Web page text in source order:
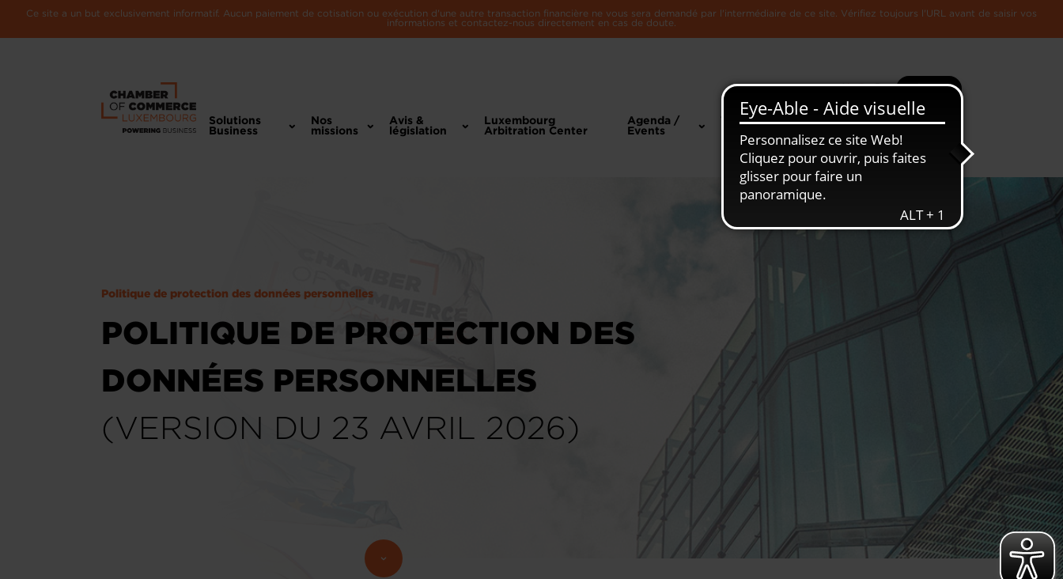
Ce site a un but exclusivement informatif. Aucun paiement de cotisation ou exécution d'une autre transaction financière ne vous sera demandé par l'intermédiaire de ce site. Vérifiez toujours l'URL avant de saisir vos
informations et contactez-nous directement en cas de doute.
Recherche Plus
Solutions
Business
Nos
missions
Avis &
législation
Luxembourg
Arbitration Center
Agenda /
Events
Toute
L'Economie
Politique de protection des données personnelles
POLITIQUE DE PROTECTION DES
DONNÉES PERSONNELLES
(VERSION DU 23 AVRIL 2026)